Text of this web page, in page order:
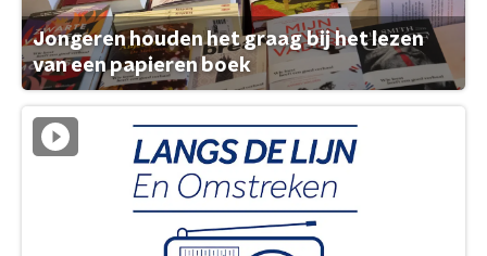
Jongeren houden het graag bij het lezen
van een papieren boek